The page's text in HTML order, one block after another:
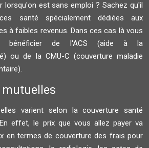
lorsqu'on est sans emploi ? Sachez qu'il
santé spécialement dédiées aux
à faibles revenus. Dans ces cas là vous
bénéficier de l'ACS (aide à la
ou de la CMU-C (couverture maladie
varient selon la couverture santé
effet, le prix que vous allez payer va
en termes de couverture des frais pour